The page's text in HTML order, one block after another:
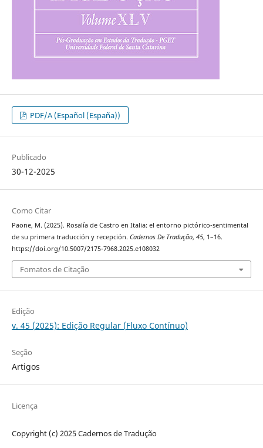
PDF/A (Español (España))
Publicado
30-12-2025
Como Citar
Paone, M. (2025). Rosalía de Castro en Italia: el entorno pictórico-sentimental
de su primera traducción y recepción. Cadernos De Tradução, 45, 1–16.
https://doi.org/10.5007/2175-7968.2025.e108032
Fomatos de Citação
Edição
v. 45 (2025): Edição Regular (Fluxo Contínuo)
Seção
Artigos
Licença
Copyright (c) 2025 Cadernos de Tradução